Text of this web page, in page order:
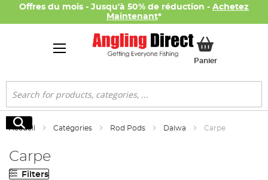
Offres du mois - Jusqu'à 50% de réduction - Achetez
Maintenant*
PanierMon panier
Rechercher
Rechercher
Accueil Catégories Rod Pods Daiwa Carpe
Carpe
Filters